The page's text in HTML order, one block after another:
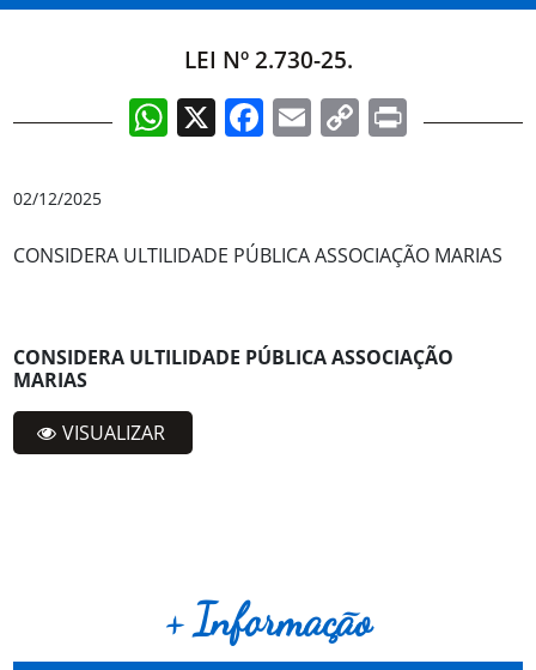
LEI Nº 2.730-25.
WhatsApp
X Facebook
EmailCopyPrint
02/12/2025
CONSIDERA ULTILIDADE PÚBLICA ASSOCIAÇÃO MARIAS
CONSIDERA ULTILIDADE PÚBLICA ASSOCIAÇÃO
MARIAS
VISUALIZAR
+ Informação